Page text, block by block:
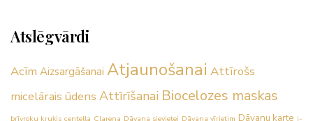
Atslēgvārdi
Acīm Aizsargāšanai Atjaunošanai Attīrošs
micelārais ūdens Attīrīšanai Biocelozes maskas
brīvroku kruķis centella Clarena Dāvana sievietei Dāvana vīrietim Dāvanu karte i-